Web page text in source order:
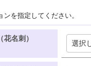
ンを指定してください。
花名刺）